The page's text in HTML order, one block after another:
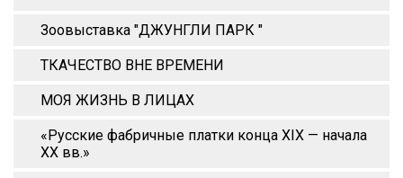
Зоовыставка "ДЖУНГЛИ ПАРК "
ТКАЧЕСТВО ВНЕ ВРЕМЕНИ
МОЯ ЖИЗНЬ В ЛИЦАХ
«Русские фабричные платки конца XIX — начала
XX вв.»